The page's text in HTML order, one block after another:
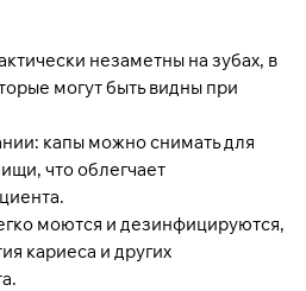
незаметны на зубах, в
могут быть видны при
капы можно снимать для
что облегчает
моются и дезинфицируются,
кариеса и других